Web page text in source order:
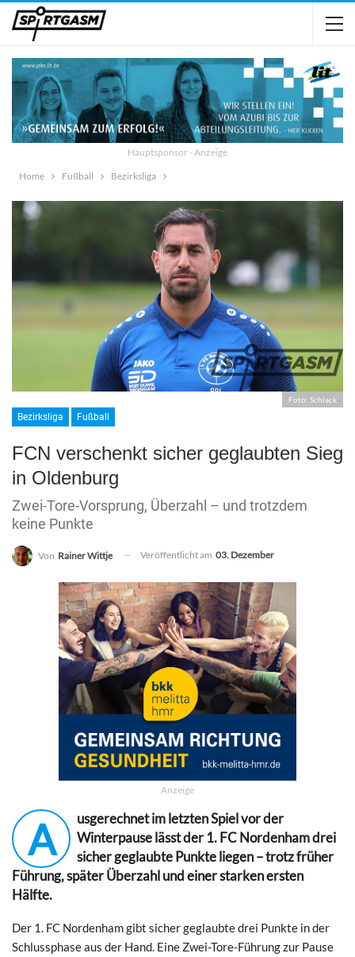
Hauptsponsor - Anzeige
Home
Fußball Bezirksliga
Foto: Schlack
Bezirksliga Fußball
FCN verschenkt sicher geglaubten Sieg
in Oldenburg
Zwei-Tore-Vorsprung, Überzahl – und trotzdem
keine Punkte
Von Rainer Wittje Veröffentlicht am 03. Dezember
Anzeige
A
usgerechnet im letzten Spiel vor der
Winterpause lässt der 1. FC Nordenham drei
sicher geglaubte Punkte liegen – trotz früher
Führung, später Überzahl und einer starken ersten
Hälfte.
Der 1. FC Nordenham gibt sicher geglaubte drei Punkte in der
Schlussphase aus der Hand. Eine Zwei-Tore-Führung zur Pause